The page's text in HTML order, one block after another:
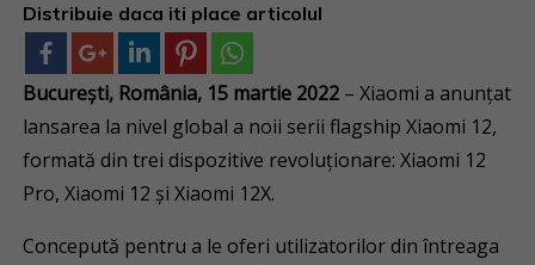
Distribuie daca iti place articolul
București, România, 15 martie 2022 – Xiaomi a anunțat
lansarea la nivel global a noii serii flagship Xiaomi 12,
formată din trei dispozitive revoluționare: Xiaomi 12
Pro, Xiaomi 12 și Xiaomi 12X.
Concepută pentru a le oferi utilizatorilor din întreaga